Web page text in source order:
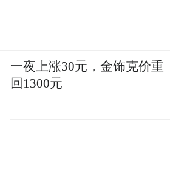
一夜上涨30元，金饰克价重
回1300元